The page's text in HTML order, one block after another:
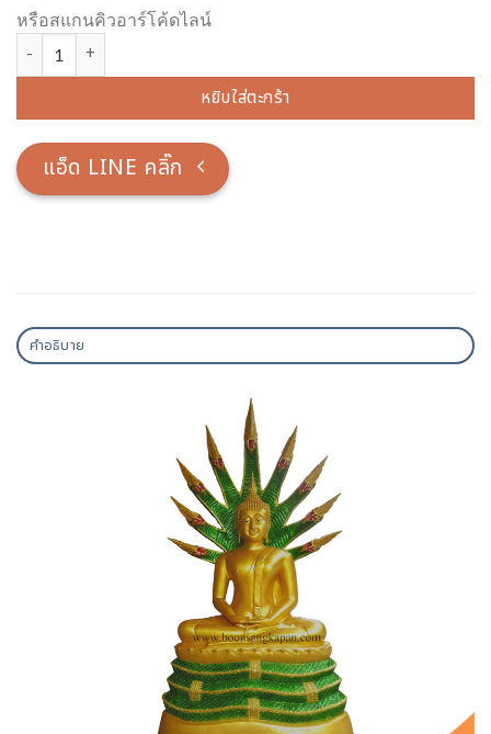
หรือสแกนคิวอาร์โค้ดไลน์
จำนวน พระปางนาคปรก เนื้อทองเหลือง พ่นทอง หน้าตัก 50 นิ้ว ชิ้น
หยิบใส่ตะกร้า
แอ็ด LINE คลิ๊ก
คำอธิบาย